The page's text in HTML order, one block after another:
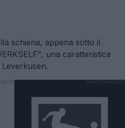
schiena, appena sotto il
una caratteristica
Leverkusen.